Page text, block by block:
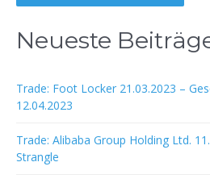
Neueste
Trade: Foot Locker 21.03.2023 –
12.04.2023
Trade: Alibaba Group Holding Ltd.
Strangle